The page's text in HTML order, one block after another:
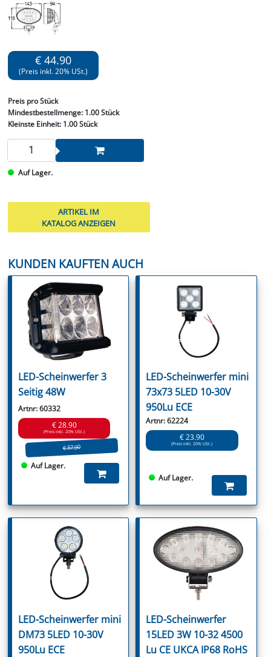
€ 44.90
(Preis inkl. 20% USt.)
Preis pro Stück
Mindestbestellmenge: 1.00 Stück
Kleinste Einheit:1.00 Stück
Auf Lager.
ARTIKEL IM
KATALOG ANZEIGEN
KUNDEN KAUFTEN AUCH
LED-Scheinwerfer 3
Seitig 48W
Artnr: 60332
€ 28.90
(Preis inkl. 20% USt.)
€ 37.90
Auf Lager.
LED-Scheinwerfer mini
73x73 5LED 10-30V
950Lu ECE
Artnr: 62224
€ 23.90
(Preis inkl. 20% USt.)
Auf Lager.
LED-Scheinwerfer mini
DM73 5LED 10-30V
950Lu ECE
LED-Scheinwerfer
15LED 3W 10-32 4500
Lu CE UKCA IP68 RoHS